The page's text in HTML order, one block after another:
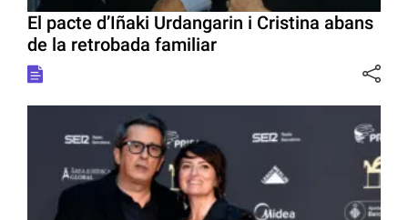
El pacte d’Iñaki Urdangarin i Cristina abans
de la retrobada familiar